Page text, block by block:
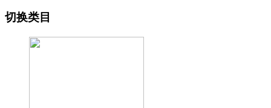
切换类目